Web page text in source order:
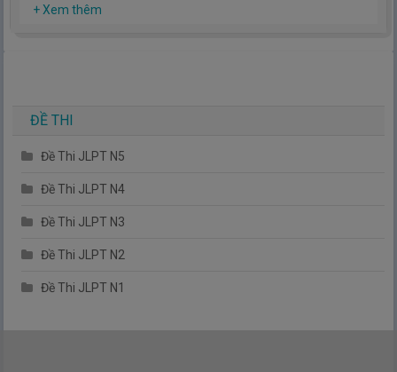
Hy vọng rằng kinh nghiệm mà mình có được sẽ giúp các bạn
+ Xem thêm
ĐỀ THI
Đề Thi JLPT N5
Đề Thi JLPT N4
Đề Thi JLPT N3
Đề Thi JLPT N2
Đề Thi JLPT N1